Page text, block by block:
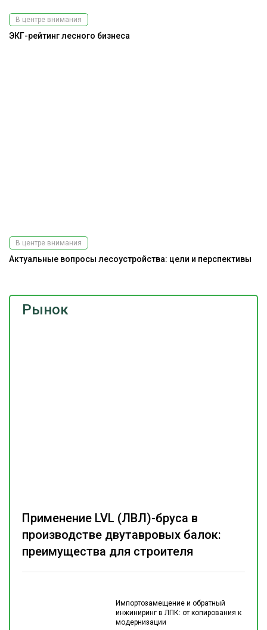
Рынок
Импортозамещение и обратный
инжиниринг в ЛПК: от копирования к
модернизации
Применение LVL (ЛВЛ)-бруса в
производстве двутавровых балок:
преимущества для строителя
В центре внимания
ЭКГ-рейтинг лесного бизнеса
В центре внимания
Актуальные вопросы лесоустройства: цели и перспективы